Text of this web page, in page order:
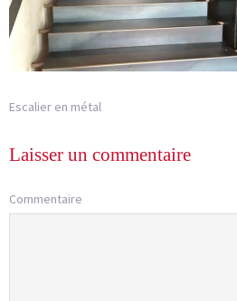
Escalier en métal
Laisser un commentaire
Commentaire